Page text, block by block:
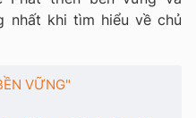
nhất khi tìm hiểu về chủ
VỮNG"